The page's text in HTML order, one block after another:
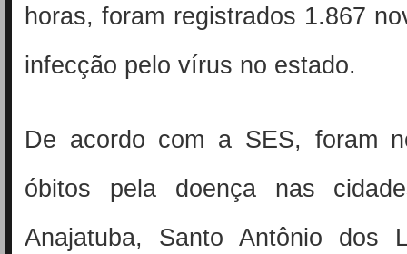
horas, foram registrados 1.867
infecção pelo vírus no estado.
De acordo com a SES, foram
óbitos pela doença nas
Anajatuba, Santo Antônio dos